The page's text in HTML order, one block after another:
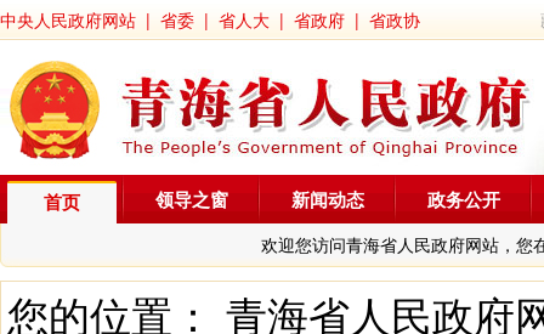
中央人民政府网站 | 省委 | 省人大 | 省政府 | 省政协
首页
欢迎您访问青海省人民政府网站，您
领导之窗 新闻动态 政务公开
您的位置： 青海省人民政府